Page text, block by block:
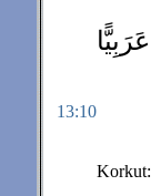
13:10
عَرَبِيًّا
Korkut: